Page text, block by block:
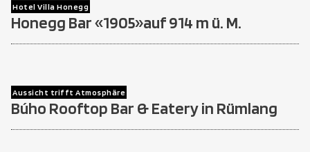
Hotel Villa Honegg
Honegg Bar «1905»auf 914 m ü. M.
Aussicht trifft Atmosphäre
Búho Rooftop Bar & Eatery in Rümlang